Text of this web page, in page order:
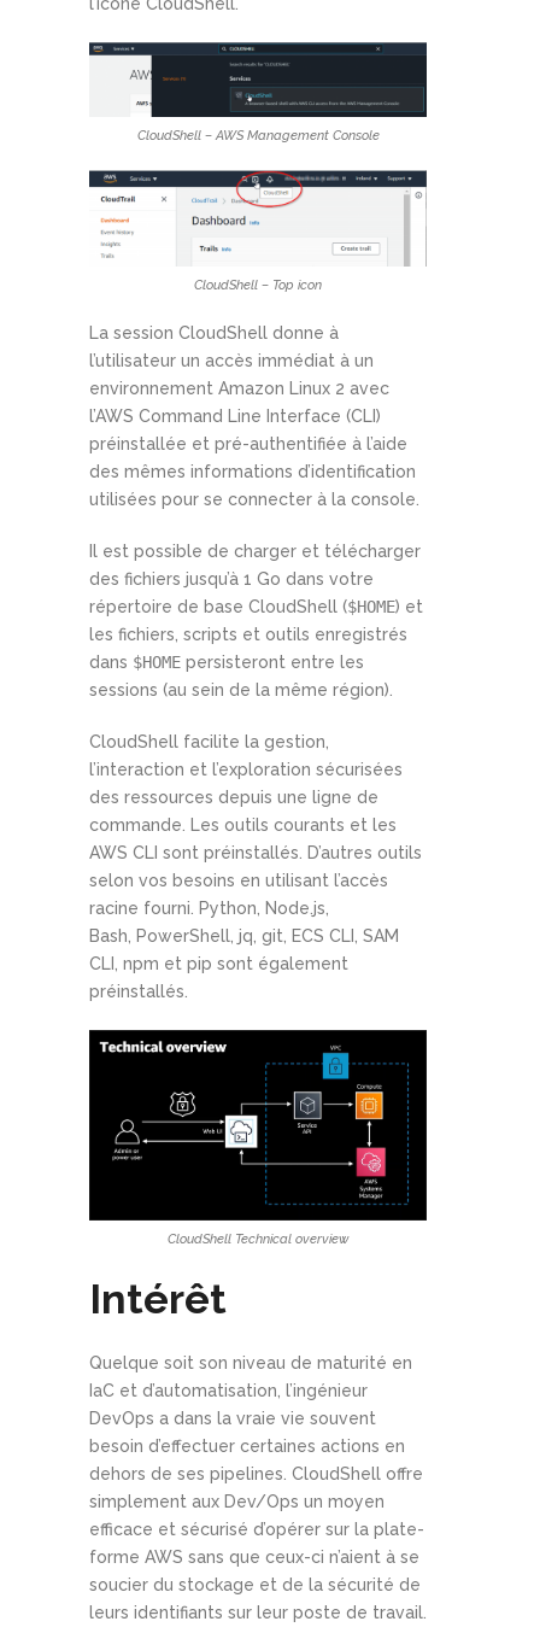
CloudShell – AWS Management Console
CloudShell – Top icon
La session CloudShell donne à
l’utilisateur un accès immédiat à un
environnement Amazon Linux 2 avec
l’AWS Command Line Interface (CLI)
préinstallée et pré-authentifiée à l’aide
des mêmes informations d’identification
utilisées pour se connecter à la console.
Il est possible de charger et télécharger
des fichiers jusqu’à 1 Go dans votre
répertoire de base CloudShell ($HOME) et
les fichiers, scripts et outils enregistrés
dans $HOME persisteront entre les
sessions (au sein de la même région).
CloudShell facilite la gestion,
l’interaction et l’exploration sécurisées
des ressources depuis une ligne de
commande. Les outils courants et les
AWS CLI sont préinstallés. D’autres outils
selon vos besoins en utilisant l’accès
racine fourni. Python, Node.js,
Bash, PowerShell, jq, git, ECS CLI, SAM
CLI, npm et pip sont également
préinstallés.
CloudShell Technical overview
Intérêt
Quelque soit son niveau de maturité en
IaC et d’automatisation, l’ingénieur
DevOps a dans la vraie vie souvent
besoin d’effectuer certaines actions en
dehors de ses pipelines. CloudShell offre
simplement aux Dev/Ops un moyen
efficace et sécurisé d’opérer sur la plate-
forme AWS sans que ceux-ci n’aient à se
soucier du stockage et de la sécurité de
leurs identifiants sur leur poste de travail.